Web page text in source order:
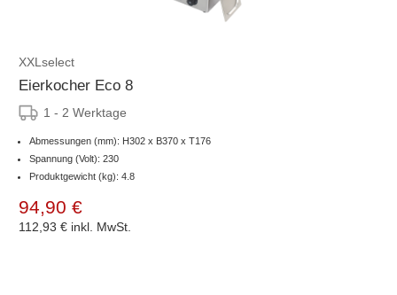
XXLselect
Eierkocher Eco 8
1 - 2 Werktage
Abmessungen (mm): H302 x B370 x T176
Spannung (Volt): 230
Produktgewicht (kg): 4.8
94,90 €
112,93 € inkl. MwSt.